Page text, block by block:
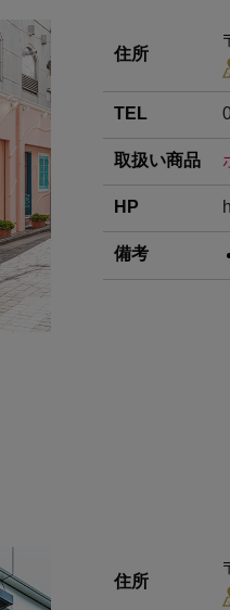
住所
TEL
取扱い商品
HP
備考
住所